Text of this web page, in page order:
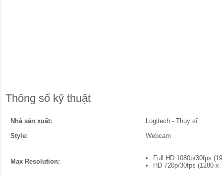
Thông số kỹ thuật
Nhà sản xuất:
Logitech - Thụy sĩ
Style:
Webcam
Max Resolution:
Full HD 1080p/30fps
HD 720p/30fps (1280 x